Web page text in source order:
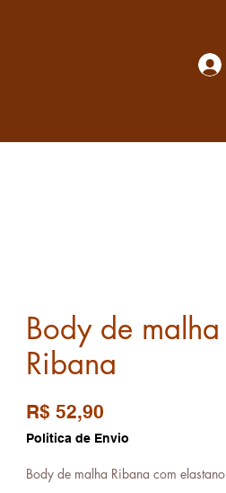
Body de malha
Ribana
R$ 52,90
Politica de Envio
Body de malha Ribana com elastano